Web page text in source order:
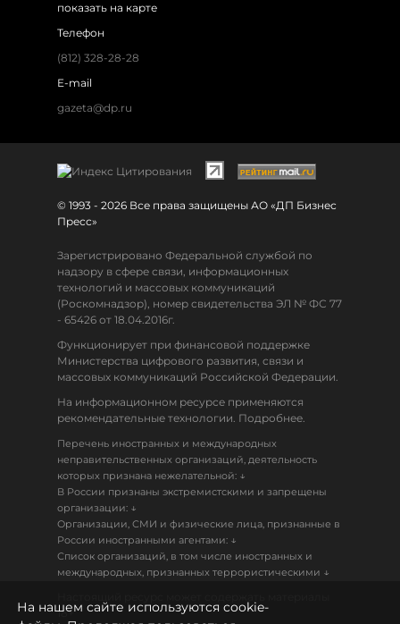
показать на карте
Телефон
(812) 328-28-28
E-mail
gazeta@dp.ru
© 1993 - 2026 Все права защищены АО «ДП Бизнес
Пресс»
Зарегистрировано Федеральной службой по
надзору в сфере связи, информационных
технологий и массовых коммуникаций
(Роскомнадзор), номер свидетельства ЭЛ № ФС 77
- 65426 от 18.04.2016г.
Функционирует при финансовой поддержке
Министерства цифрового развития, связи и
массовых коммуникаций Российской Федерации.
На информационном ресурсе применяются
рекомендательные технологии. Подробнее.
Перечень иностранных и международных
неправительственных организаций, деятельность
которых признана нежелательной: ↓
В России признаны экстремистскими и запрещены
организации: ↓
Организации, СМИ и физические лица, признанные в
России иностранными агентами: ↓
Список организаций, в том числе иностранных и
международных, признанных террористическими ↓
18+
На нашем сайте используются cookie-